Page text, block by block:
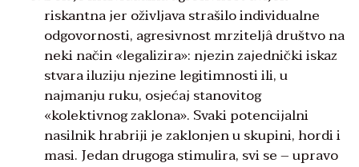
riskantna jer oživljava strašilo individualne
odgovornosti, agresivnost mrziteljâ društvo na
neki način «legalizira»: njezin zajednički iskaz
stvara iluziju njezine legitimnosti ili, u
najmanju ruku, osjećaj stanovitog
«kolektivnog zaklona». Svaki potencijalni
nasilnik hrabriji je zaklonjen u skupini, hordi i
masi. Jedan drugoga stimulira, svi se – upravo